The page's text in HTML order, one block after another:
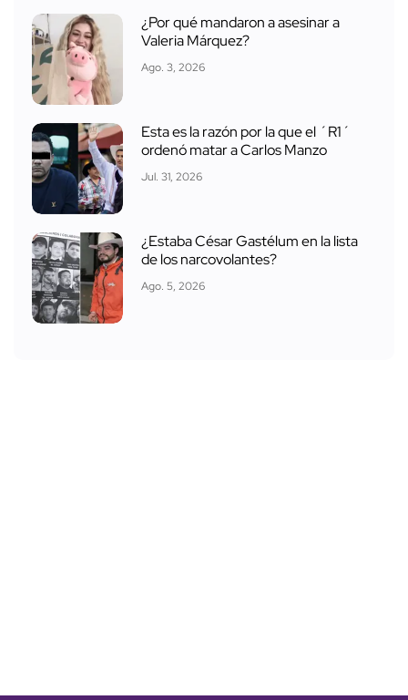
¿Por qué mandaron a asesinar a
Valeria Márquez?
Ago. 3, 2026
Esta es la razón por la que el ´R1´
ordenó matar a Carlos Manzo
Jul. 31, 2026
¿Estaba César Gastélum en la lista
de los narcovolantes?
Ago. 5, 2026